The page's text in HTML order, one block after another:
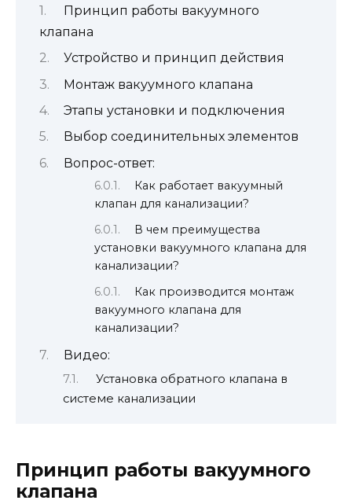
Принцип работы вакуумного
клапана
Устройство и принцип действия
Монтаж вакуумного клапана
Этапы установки и подключения
Выбор соединительных элементов
Вопрос-ответ:
Как работает вакуумный
клапан для канализации?
В чем преимущества
установки вакуумного клапана для
канализации?
Как производится монтаж
вакуумного клапана для
канализации?
Видео:
Установка обратного клапана в
системе канализации
Принцип работы вакуумного
клапана